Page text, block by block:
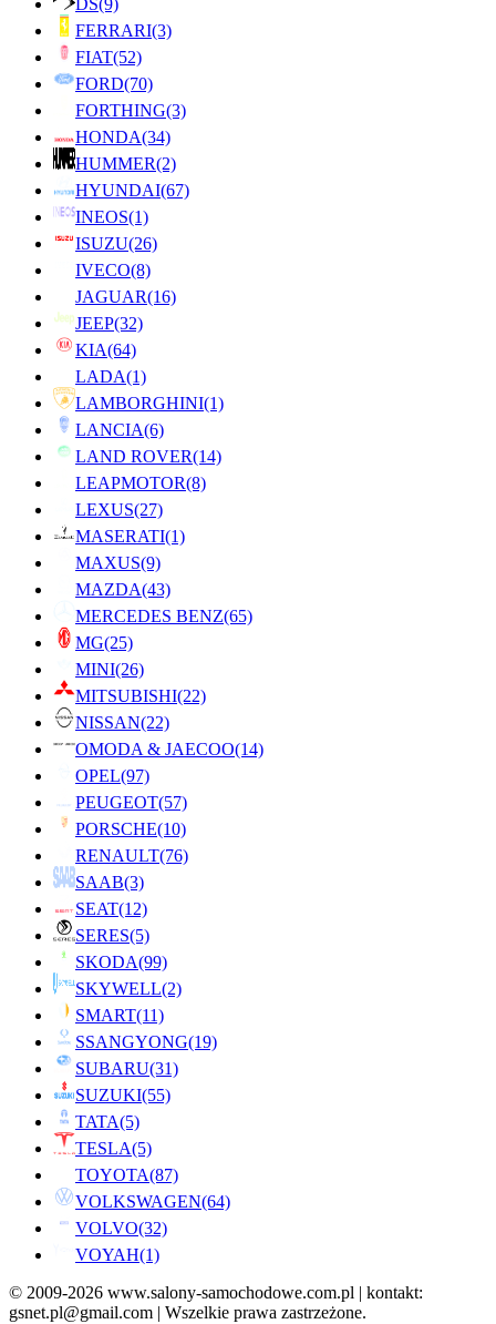
DS(9)
FERRARI(3)
FIAT(52)
FORD(70)
FORTHING(3)
HONDA(34)
HUMMER(2)
HYUNDAI(67)
INEOS(1)
ISUZU(26)
IVECO(8)
JAGUAR(16)
JEEP(32)
KIA(64)
LADA(1)
LAMBORGHINI(1)
LANCIA(6)
LAND ROVER(14)
LEAPMOTOR(8)
LEXUS(27)
MASERATI(1)
MAXUS(9)
MAZDA(43)
MERCEDES BENZ(65)
MG(25)
MINI(26)
MITSUBISHI(22)
NISSAN(22)
OMODA & JAECOO(14)
OPEL(97)
PEUGEOT(57)
PORSCHE(10)
RENAULT(76)
SAAB(3)
SEAT(12)
SERES(5)
SKODA(99)
SKYWELL(2)
SMART(11)
SSANGYONG(19)
SUBARU(31)
SUZUKI(55)
TATA(5)
TESLA(5)
TOYOTA(87)
VOLKSWAGEN(64)
VOLVO(32)
VOYAH(1)
© 2009-2026 www.salony-samochodowe.com.pl | kontakt:
gsnet.pl@gmail.com | Wszelkie prawa zastrzeżone.